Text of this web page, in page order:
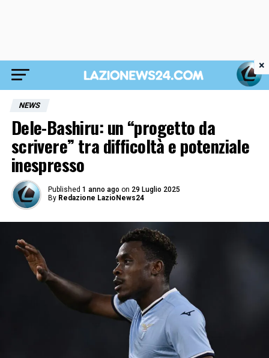
NEWS
Dele-Bashiru: un “progetto da
scrivere” tra difficoltà e potenziale
inespresso
Published 1 anno ago on 29 Luglio 2025
By Redazione LazioNews24
×